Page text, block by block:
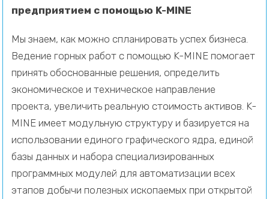
предприятием с помощью K-MINE
Мы знаем, как можно спланировать успех бизнеса.
Ведение горных работ с помощью K-MINE помогает
принять обоснованные решения, определить
экономическое и техническое направление
проекта, увеличить реальную стоимость активов. K-
MINE имеет модульную структуру и базируется на
использовании единого графического ядра, единой
базы данных и набора специализированных
программных модулей для автоматизации всех
этапов добычи полезных ископаемых при открытой